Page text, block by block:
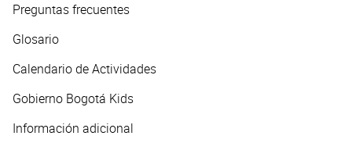
Preguntas frecuentes
Glosario
Calendario de Actividades
Gobierno Bogotá Kids
Información adicional